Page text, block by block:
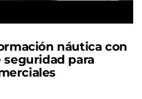
náutica con
seguridad para